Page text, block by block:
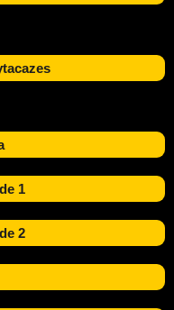
1
2